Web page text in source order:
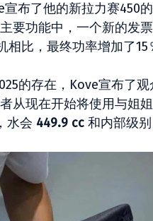
宣布了他的新拉力赛450
要功能中，一个新的发
比，最终功率增加了15
的存在，Kove宣布了
从现在开始将使用与姐
水会 449.9 cc 和内部级别